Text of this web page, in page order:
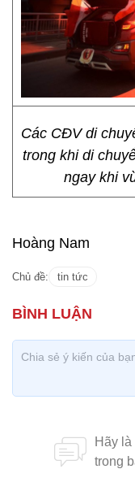
Các CĐV di
trong khi di
ngay khi
Hoàng Nam
Chủ đề: tin tức